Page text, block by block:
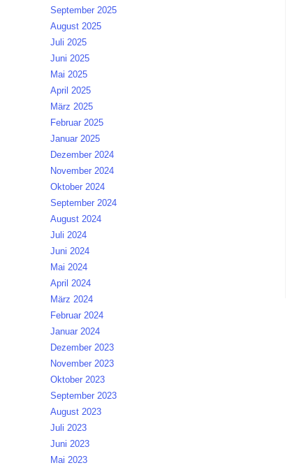
September 2025
August 2025
Juli 2025
Juni 2025
Mai 2025
April 2025
März 2025
Februar 2025
Januar 2025
Dezember 2024
November 2024
Oktober 2024
September 2024
August 2024
Juli 2024
Juni 2024
Mai 2024
April 2024
März 2024
Februar 2024
Januar 2024
Dezember 2023
November 2023
Oktober 2023
September 2023
August 2023
Juli 2023
Juni 2023
Mai 2023